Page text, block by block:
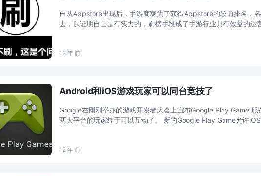
自从Appstore出现后，手游商家为了获得Appstore的较前排名，
去，以证明自己是有实力的，刷榜手段成了手游行业具有效益的运
12 年 前
Android和iOS游戏玩家可以同台竞技了
Google在刚刚举办的游戏开发者大会上宣布Google Play Game
两大平台的玩家终于可以互动了。 新的Google Play Game允许
12 年 前